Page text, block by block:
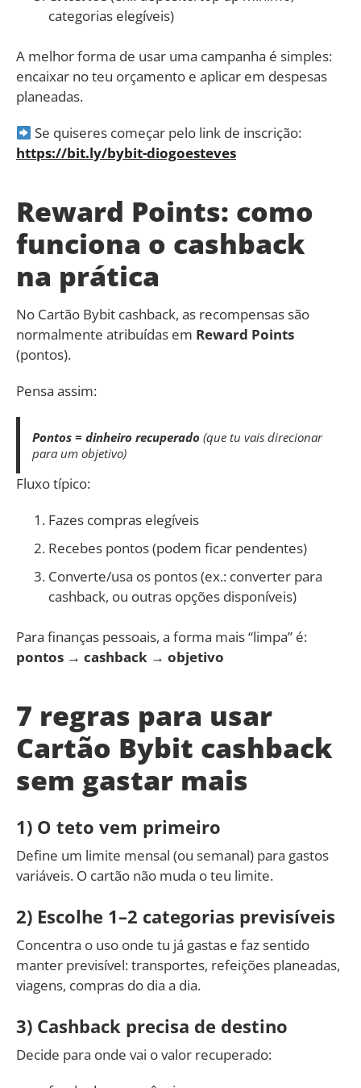
categorias elegíveis)
A melhor forma de usar uma campanha é simples:
encaixar no teu orçamento e aplicar em despesas
planeadas.
Se quiseres começar pelo link de inscrição:
https://bit.ly/bybit-diogoesteves
Reward Points: como
funciona o cashback
na prática
No Cartão Bybit cashback, as recompensas são
normalmente atribuídas em Reward Points
(pontos).
Pensa assim:
Pontos = dinheiro recuperado (que tu vais direcionar
para um objetivo)
Fluxo típico:
Fazes compras elegíveis
Recebes pontos (podem ficar pendentes)
Converte/usa os pontos (ex.: converter para
cashback, ou outras opções disponíveis)
Para finanças pessoais, a forma mais “limpa” é:
pontos → cashback → objetivo
7 regras para usar
Cartão Bybit cashback
sem gastar mais
1) O teto vem primeiro
Define um limite mensal (ou semanal) para gastos
variáveis. O cartão não muda o teu limite.
2) Escolhe 1–2 categorias previsíveis
Concentra o uso onde tu já gastas e faz sentido
manter previsível: transportes, refeições planeadas,
viagens, compras do dia a dia.
3) Cashback precisa de destino
Decide para onde vai o valor recuperado: